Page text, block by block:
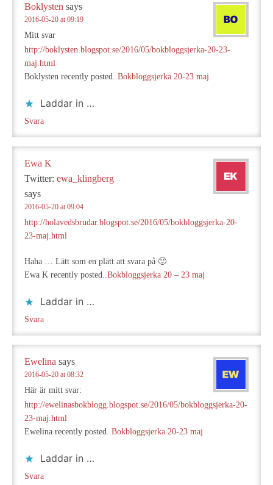
Boklysten says
2016-05-20 at 09:19
Mitt svar
http://boklysten.blogspot.se/2016/05/bokbloggsjerka-20-23-
maj.html
Boklysten recently posted..Bokbloggsjerka 20-23 maj
Laddar in …
Svara
Ewa K
Twitter: ewa_klingberg
says
2016-05-20 at 09:04
http://holavedsbrudar.blogspot.se/2016/05/bokbloggsjerka-20-
23-maj.html
Haha … Lätt som en plätt att svara på 🙂
Ewa K recently posted..Bokbloggsjerka 20 – 23 maj
Laddar in …
Svara
Ewelina says
2016-05-20 at 08:32
Här är mitt svar:
http://ewelinasbokblogg.blogspot.se/2016/05/bokbloggsjerka-20-
23-maj.html
Ewelina recently posted..Bokbloggsjerka 20-23 maj
Laddar in …
Svara